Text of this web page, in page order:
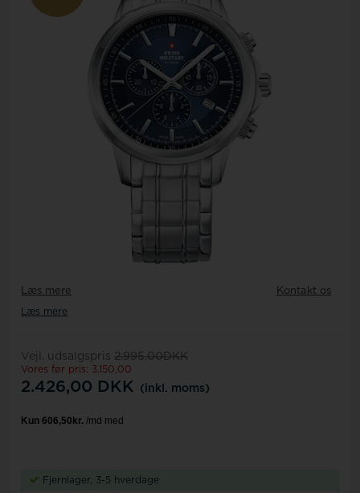
Læs mere Kontakt os
Læs mere
Vejl. udsalgspris 2.995,00DKK
Vores før pris: 3.150,00
2.426,00 DKK (inkl. moms)
Fjernlager, 3-5 hverdage